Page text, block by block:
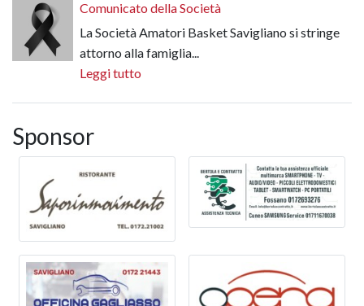
Comunicato della Società
La Società Amatori Basket Savigliano si stringe
attorno alla famiglia...
Leggi tutto
Sponsor